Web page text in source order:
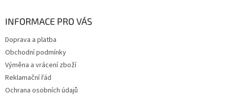
INFORMACE PRO VÁS
Doprava a platba
Obchodní podmínky
Výměna a vrácení zboží
Reklamační řád
Ochrana osobních údajů